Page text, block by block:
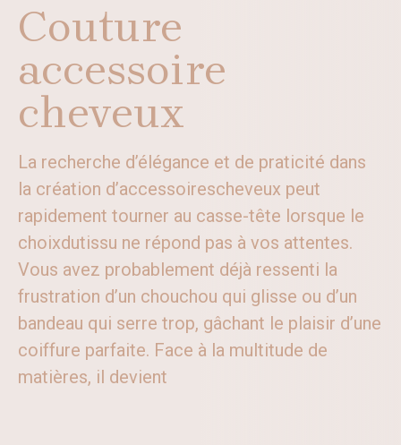
Couture
accessoire
cheveux
La recherche d’élégance et de praticité dans
la création d’accessoirescheveux peut
rapidement tourner au casse-tête lorsque le
choixdutissu ne répond pas à vos attentes.
Vous avez probablement déjà ressenti la
frustration d’un chouchou qui glisse ou d’un
bandeau qui serre trop, gâchant le plaisir d’une
coiffure parfaite. Face à la multitude de
matières, il devient